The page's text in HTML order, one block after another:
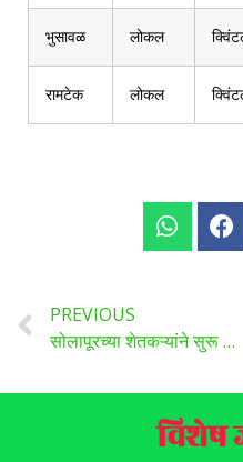
भुसावळ लोकल
रामटेक लोकल
PREVIOUS
सोलापूरच्या शेतकऱ्यांने सुरू केली लाल केळींची शेती, पाहता-पाहता बदलले भविष्य, प्रेरणादायी कहाणी
विशेष